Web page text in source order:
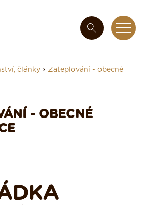
články › Zateplování - obecné
- OBECNÉ